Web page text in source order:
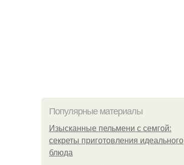
Популярные материалы
Изысканные пельмени с семгой:
секреты приготовления идеального
блюда